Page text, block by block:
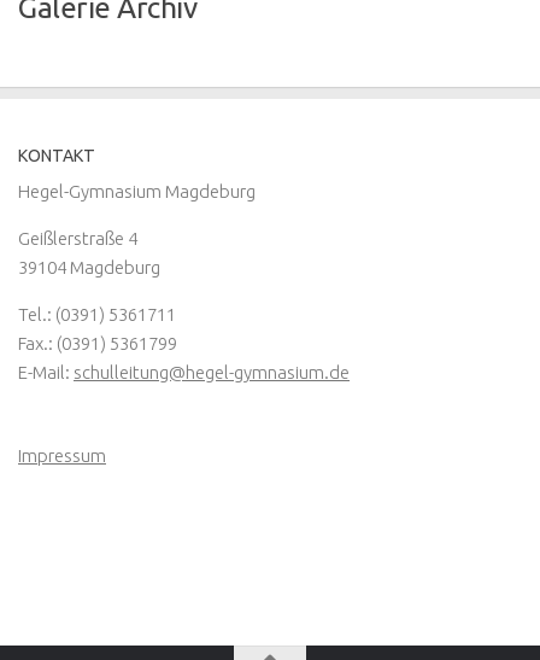
Galerie Archiv
KONTAKT
Hegel-Gymnasium Magdeburg
Geißlerstraße 4
39104 Magdeburg
Tel.: (0391) 5361711
Fax.: (0391) 5361799
E-Mail: schulleitung@hegel-gymnasium.de
Impressum